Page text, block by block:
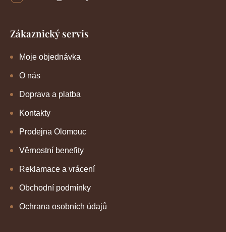
Zákaznický servis
Moje objednávka
O nás
Doprava a platba
Kontakty
Prodejna Olomouc
Věrnostní benefity
Reklamace a vrácení
Obchodní podmínky
Ochrana osobních údajů